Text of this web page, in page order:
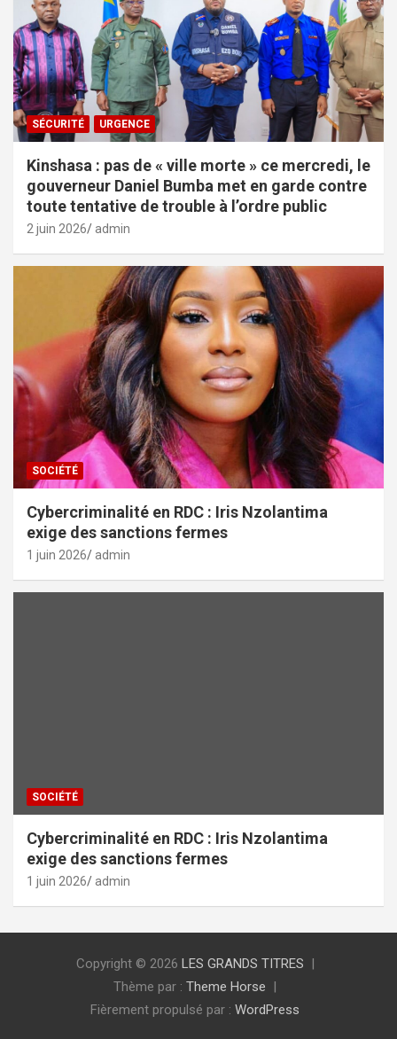
SÉCURITÉ URGENCE
Kinshasa : pas de « ville morte » ce mercredi, le
gouverneur Daniel Bumba met en garde contre
toute tentative de trouble à l’ordre public
2 juin 2026 admin
SOCIÉTÉ
Cybercriminalité en RDC : Iris Nzolantima
exige des sanctions fermes
1 juin 2026 admin
SOCIÉTÉ
Cybercriminalité en RDC : Iris Nzolantima
exige des sanctions fermes
1 juin 2026 admin
Copyright © 2026 LES GRANDS TITRES
Thème par : Theme Horse
Fièrement propulsé par : WordPress